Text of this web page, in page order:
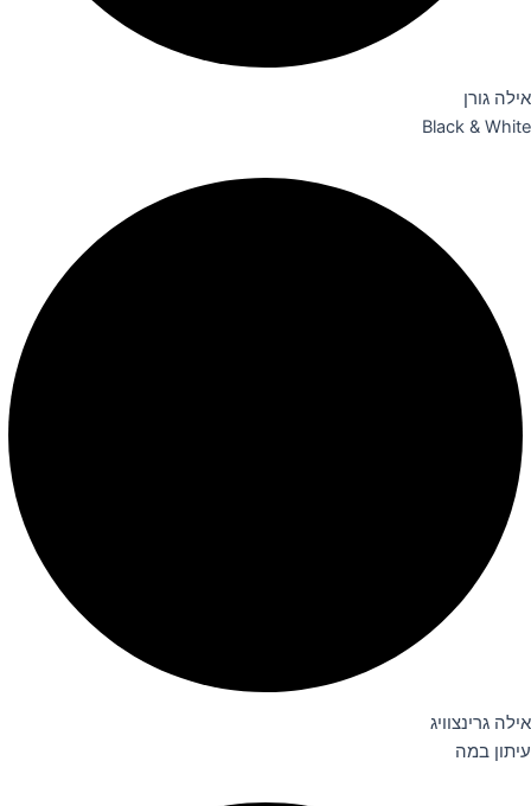
אילה גורן
Black & White
אילה גרינצוויג
עיתון במה